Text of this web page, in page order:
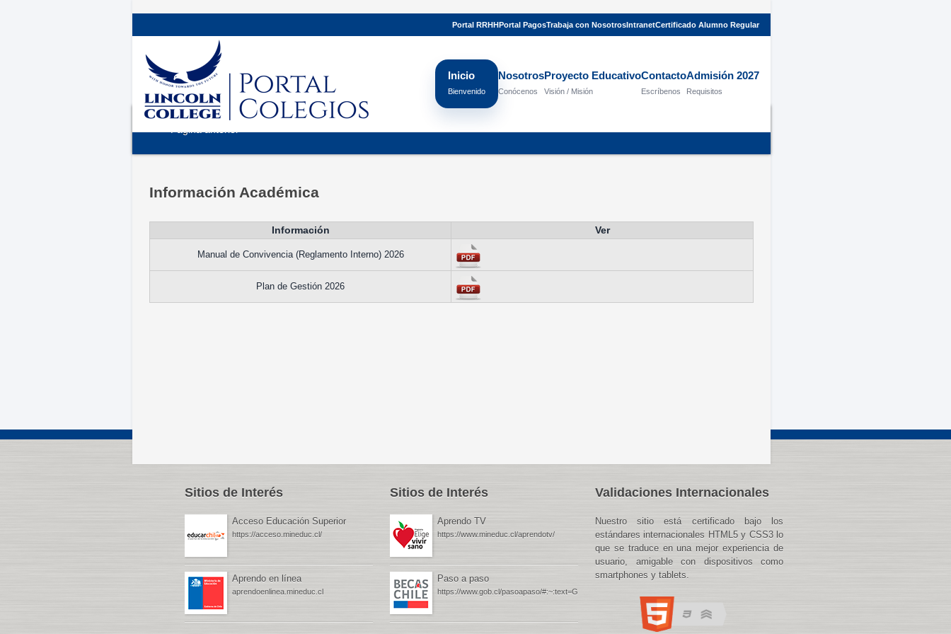
Portal RRHHPortal PagosTrabaja con NosotrosIntranetCertificado Alumno Regular
Inicio
Bienvenido
Nosotros
Conócenos
Proyecto Educativo
Visión / Misión
Contacto
Escríbenos
Admisión 2027
Requisitos
< Página anterior
Información Académica
Información Ver
Manual de Convivencia (Reglamento Interno) 2026
Plan de Gestión 2026
Sitios de Interés
Acceso Educación Superior
https://acceso.mineduc.cl/
Aprendo en línea
aprendoenlinea.mineduc.cl
Sitios de Interés
Aprendo TV
https://www.mineduc.cl/aprendotv/
Paso a paso
https://www.gob.cl/pasoapaso/
Validaciones Internacionales
Nuestro sitio está certificado bajo los
estándares internacionales HTML5 y CSS3 lo
que se traduce en una mejor experiencia de
usuario, amigable con dispositivos como
smartphones y tablets.